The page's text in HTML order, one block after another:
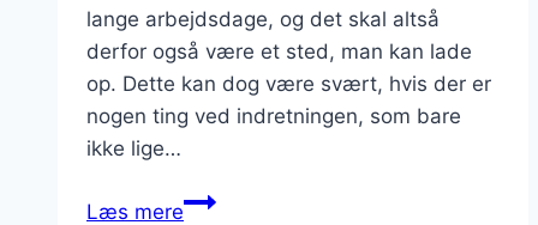
lange arbejdsdage, og det skal altså
derfor også være et sted, man kan lade
op. Dette kan dog være svært, hvis der er
nogen ting ved indretningen, som bare
ikke lige…
Læs mereOvervejer